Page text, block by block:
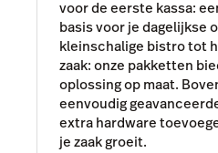
voor de eerste kassa:
basis voor je dagelijkse
kleinschalige bistro tot
zaak: onze pakketten
oplossing op maat.
eenvoudig
extra hardware
je zaak groeit.